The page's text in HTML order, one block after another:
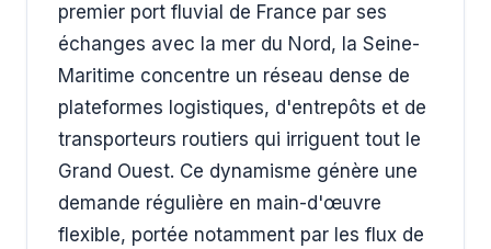
premier port fluvial de France par ses
échanges avec la mer du Nord, la Seine-
Maritime concentre un réseau dense de
plateformes logistiques, d'entrepôts et de
transporteurs routiers qui irriguent tout le
Grand Ouest. Ce dynamisme génère une
demande régulière en main-d'œuvre
flexible, portée notamment par les flux de